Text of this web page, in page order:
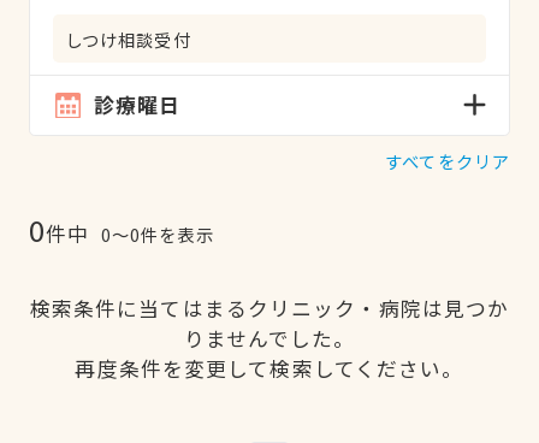
しつけ相談受付
診療曜日
すべてをクリア
0件中 0〜0件を表示
検索条件に当てはまるクリニック・病院は見つか
りませんでした。
再度条件を変更して検索してください。